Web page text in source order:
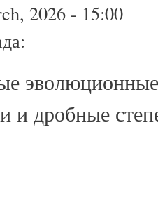
2026 - 15:00
и дробные